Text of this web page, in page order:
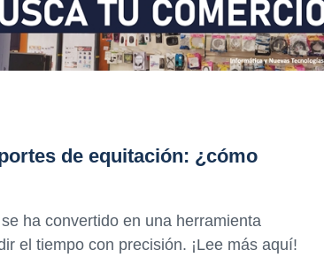
de equitación: ¿cómo
ha convertido en una herramienta
el tiempo con precisión. ¡Lee más aquí!